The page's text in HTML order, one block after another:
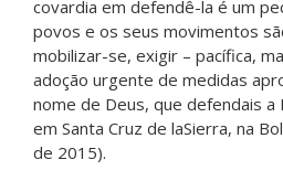
covardia em defendê-la é um
povos e os seus movimentos
mobilizar-se, exigir – pacífica,
adoção urgente de medidas
nome de Deus, que defendais a
em Santa Cruz de laSierra, na
de 2015).